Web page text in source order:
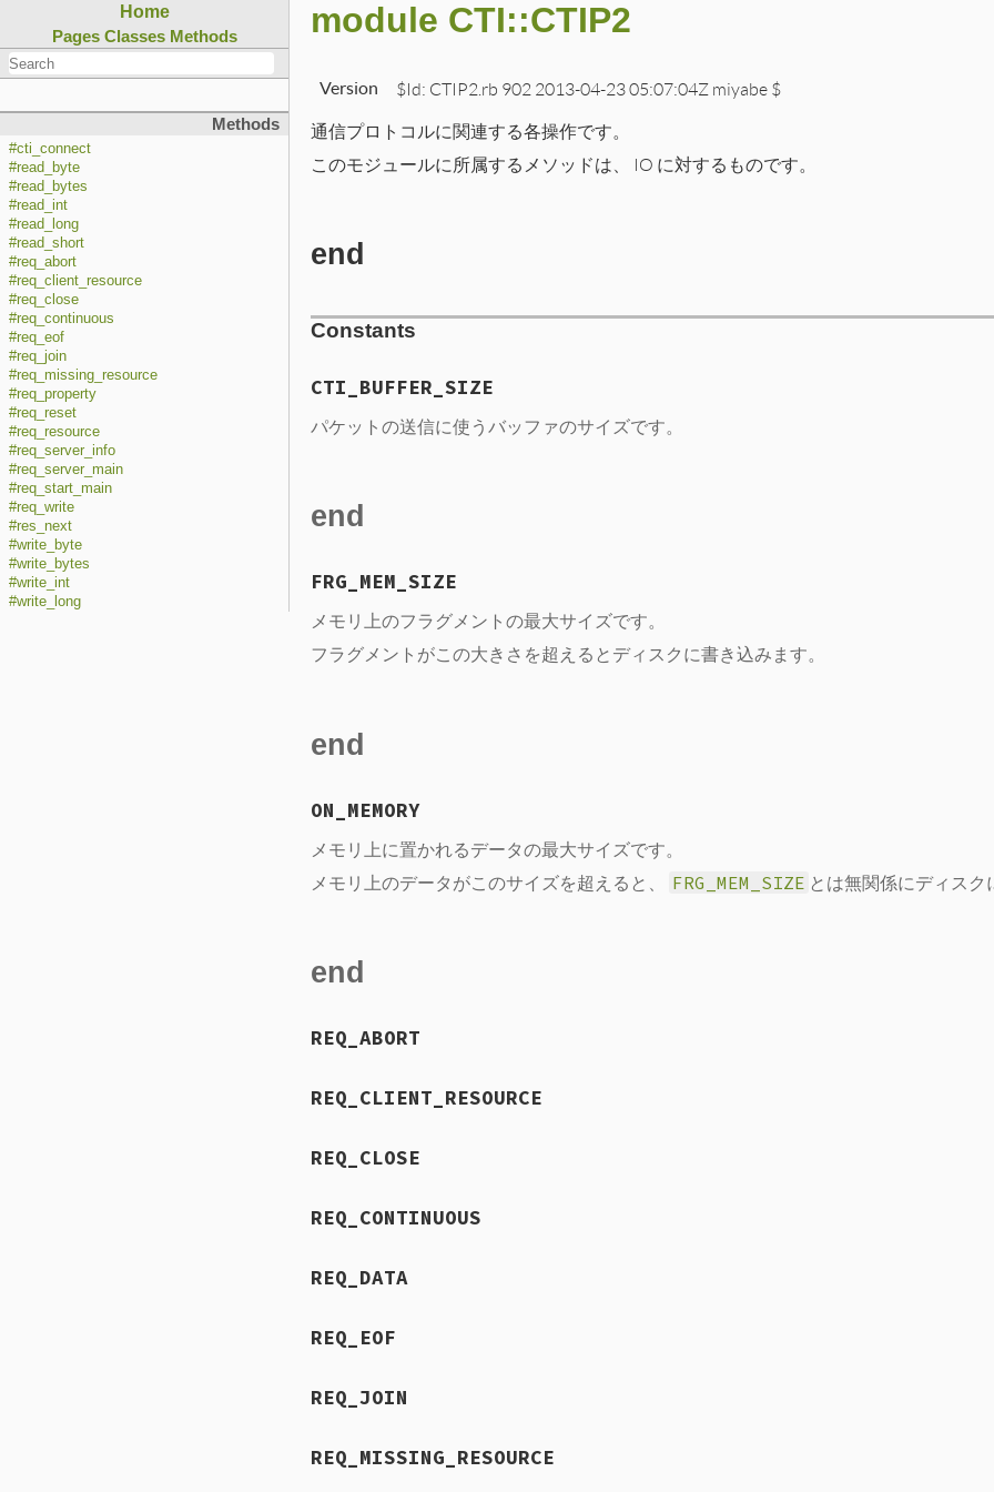
Home
Pages Classes Methods
Methods
#cti_connect
#read_byte
#read_bytes
#read_int
#read_long
#read_short
#req_abort
#req_client_resource
#req_close
#req_continuous
#req_eof
#req_join
#req_missing_resource
#req_property
#req_reset
#req_resource
#req_server_info
#req_server_main
#req_start_main
#req_write
#res_next
#write_byte
#write_bytes
#write_int
#write_long
module CTI::CTIP2
Version
$Id: CTIP2.rb 902 2013-04-23 05:07:04Z miyabe $
通信プロトコルに関連する各操作です。
このモジュールに所属するメソッドは、 IO に対するものです。
end
Constants
CTI_BUFFER_SIZE
パケットの送信に使うバッファのサイズです。
end
FRG_MEM_SIZE
メモリ上のフラグメントの最大サイズです。
フラグメントがこの大きさを超えるとディスクに書き込みます。
end
ON_MEMORY
メモリ上に置かれるデータの最大サイズです。
メモリ上のデータがこのサイズを超えると、
FRG_MEM_SIZE とは無関係にディスク
end
REQ_ABORT
REQ_CLIENT_RESOURCE
REQ_CLOSE
REQ_CONTINUOUS
REQ_DATA
REQ_EOF
REQ_JOIN
REQ_MISSING_RESOURCE